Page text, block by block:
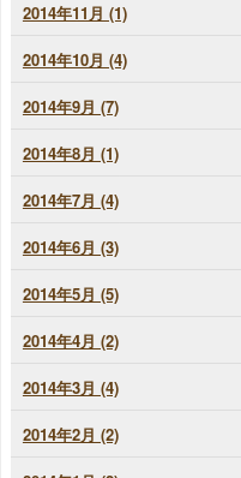
2014年11月 (1)
2014年10月 (4)
2014年9月 (7)
2014年8月 (1)
2014年7月 (4)
2014年6月 (3)
2014年5月 (5)
2014年4月 (2)
2014年3月 (4)
2014年2月 (2)